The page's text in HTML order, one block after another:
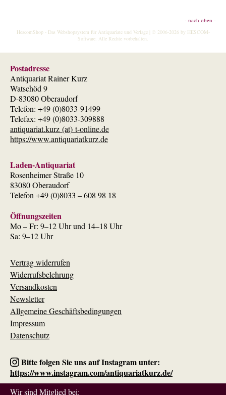
- nach oben -
HescomShop- Das Webshopsystem für Antiquariate und Verlage | © 2006-2026 by HESCOM-
Software. Alle Rechte vorbehalten.
Postadresse
Antiquariat Rainer Kurz
Watschöd 9
D-83080 Oberaudorf
Telefon: +49 (0)8033-91499
Telefax: +49 (0)8033-309888
antiquariat.kurz (at) t-online.de
https://www.antiquariatkurz.de
Laden-Antiquariat
Rosenheimer Straße 10
83080 Oberaudorf
Telefon +49 (0)8033 – 608 98 18
Öffnungszeiten
Mo – Fr: 9–12 Uhr und 14–18 Uhr
Sa: 9–12 Uhr
Vertrag widerrufen
Widerrufsbelehrung
Versandkosten
Newsletter
Allgemeine Geschäftsbedingungen
Impressum
Datenschutz
Bitte folgen Sie uns auf Instagram unter:
https://www.instagram.com/antiquariatkurz.de/
Wir sind Mitglied bei: